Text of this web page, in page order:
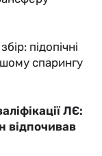
підопічні
спарингу
ЛЄ:
відпочивав